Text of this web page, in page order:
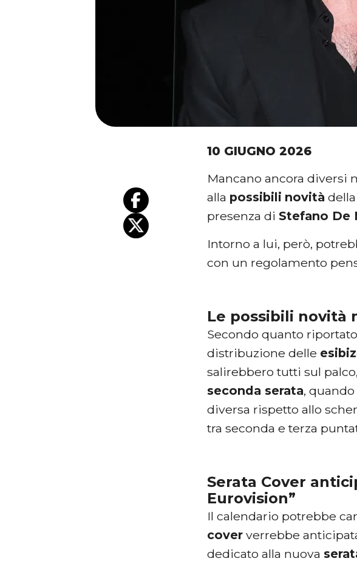
10 GIUGNO 2026
Mancano ancora diversi
alla possibili novità
presenza di Stefano De
Intorno a lui, però,
con un regolamento
Le possibili novità
Secondo quanto
distribuzione delle
salirebbero tutti sul
seconda serata,
diversa rispetto allo
tra seconda e terza
Serata Cover
Eurovision”
Il calendario potrebbe
cover verrebbe
dedicato alla nuova